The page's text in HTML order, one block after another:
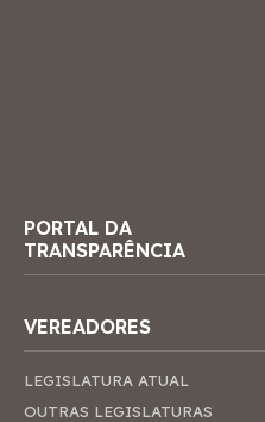
PORTAL DA
TRANSPARÊNCIA
VEREADORES
LEGISLATURA ATUAL
OUTRAS LEGISLATURAS